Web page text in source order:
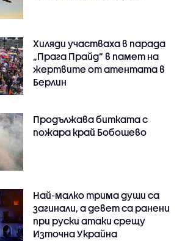
Хиляди участваха в парада
„Прага Прайд“ в памет на
жертвите от атентата в
Берлин
Продължава битката с
пожара край Бобошево
Най-малко трима души са
загинали, а девет са ранени
при руски атаки срещу
Източна Украйна